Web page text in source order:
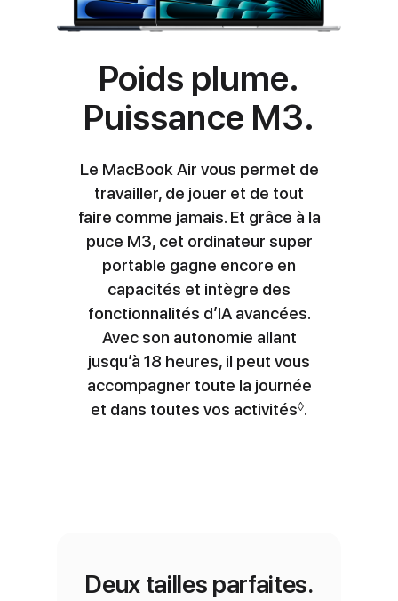
Poids plume.
Puissance M3.
Le MacBook Air vous permet de
travailler, de jouer et de tout
faire comme jamais. Et grâce à la
puce M3, cet ordinateur super
portable gagne encore en
capacités et intègre des
fonctionnalités d’IA avancées.
Avec son autonomie allant
jusqu’à 18 heures, il peut vous
accompagner toute la journée
et dans toutes vos activités◊Renvoi aux
.
Deux tailles parfaites.